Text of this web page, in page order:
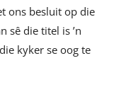
ons besluit op die
sê die titel is ’n
kyker se oog te